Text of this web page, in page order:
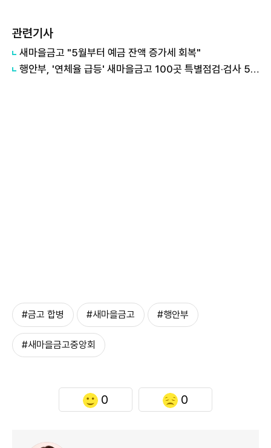
관련기사
새마을금고 "5월부터 예금 잔액 증가세 회복"
행안부, '연체율 급등' 새마을금고 100곳 특별점검·검사 5주간 실시
#금고 합병 #새마을금고 #행안부
#새마을금고중앙회
0 0